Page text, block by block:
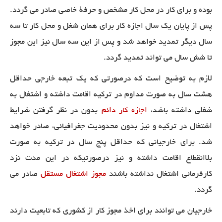
بوده و برای کار در محل کار مشخص و حرفۀ خاصی صادر می گردد.
پس از پایان یک سال اجازه کار برای همان شغل و محل کار تا سه
سال دیگر تمدید خواهد شد و پس از این سه سال نیز این مجوز
تا شش سال می تواند تمدید گردد.
لازم به توضیح است که درصورتی که یک تبعه خارجی حداقل
هشت سال به صورت مداوم در ترکیه اقامت داشته و اشتغال به
شغلی داشته باشد، اجازه کار دائم بدون در نظر گرفتن شرایط
اشتغال در ترکیه و نیز بدون محدودیت جغرافیائی، صادر خواهد
شد. برای خارجیانی که حداقل پنج سال در ترکیه به صورت
بلاانقطاع اقامت داشته و نیز درصورتیکه در این مدت نزد
کارفرمائی اشتغال نداشته باشند مجوز اشتغال مستقل صادر می
گردد.
خارجیان می توانند برای اخذ مجوز کار از کشوری که تابعیت دارند